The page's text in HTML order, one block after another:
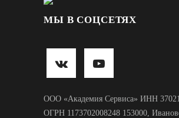
МЫ В СОЦСЕТЯХ
ООО «Академия Сервиса» ИНН
ОГРН 1173702008248 153000,